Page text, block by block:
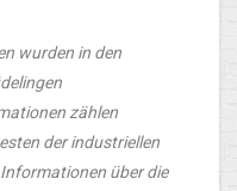
wurden in den
zählen
der industriellen
über die